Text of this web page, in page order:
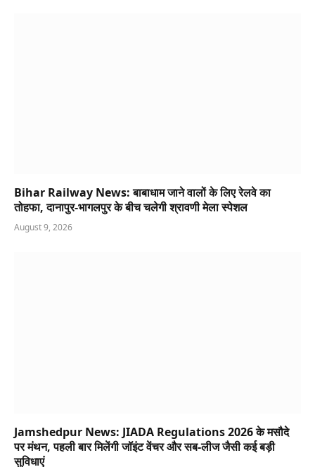
Bihar Railway News: बाबाधाम जाने वालों के लिए रेलवे का
तोहफा, दानापुर-भागलपुर के बीच चलेगी श्रावणी मेला स्पेशल
August 9, 2026
Jamshedpur News: JIADA Regulations 2026 के मसौदे
पर मंथन, पहली बार मिलेंगी जॉइंट वेंचर और सब-लीज जैसी कई बड़ी
सुविधाएं